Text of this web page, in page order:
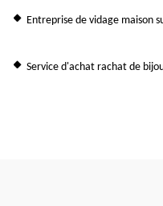
Entreprise de vidage maison
Service d'achat rachat de